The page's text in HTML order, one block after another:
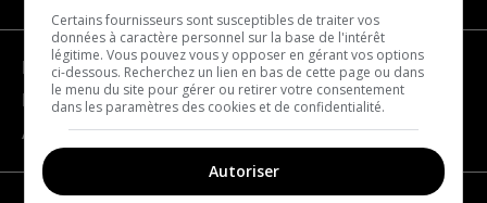
Devenir partenaire
Nous joindre
À propos
Certains fournisseurs sont susceptibles de traiter vos
données à caractère personnel sur la base de l'intérêt
légitime. Vous pouvez vous y opposer en gérant vos options
ci-dessous. Recherchez un lien en bas de cette page ou dans
le menu du site pour gérer ou retirer votre consentement
dans les paramètres des cookies et de confidentialité.
Autoriser